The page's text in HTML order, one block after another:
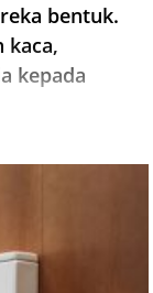
bentuk.
kaca,
kepada